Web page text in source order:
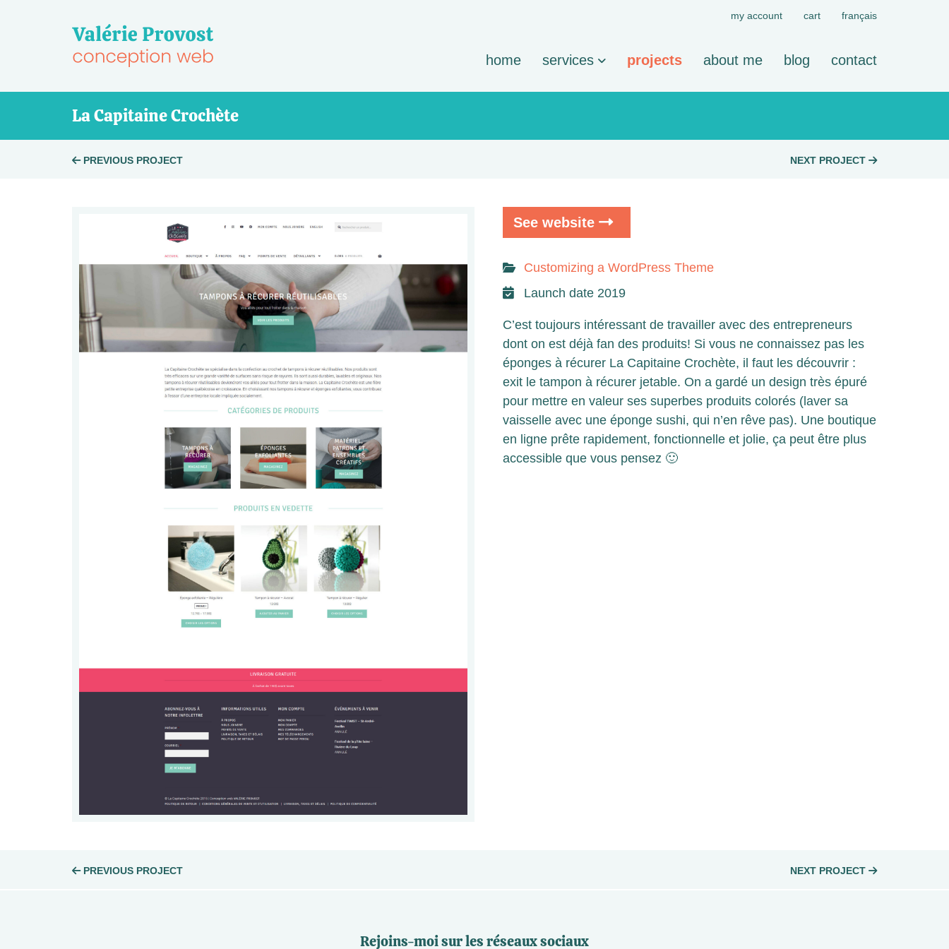
my account cart français
home services projects about me blog contact
La Capitaine Crochète
PREVIOUS PROJECT NEXT PROJECT
See website
Customizing a WordPress Theme
Launch date 2019
C’est toujours intéressant de travailler avec des entrepreneurs
dont on est déjà fan des produits! Si vous ne connaissez pas les
éponges à récurer La Capitaine Crochète, il faut les découvrir :
exit le tampon à récurer jetable. On a gardé un design très épuré
pour mettre en valeur ses superbes produits colorés (laver sa
vaisselle avec une éponge sushi, qui n’en rêve pas). Une boutique
en ligne prête rapidement, fonctionnelle et jolie, ça peut être plus
accessible que vous pensez 🙂
PREVIOUS PROJECT NEXT PROJECT
Rejoins-moi sur les réseaux sociaux